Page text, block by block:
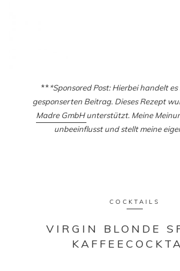
***Sponsored Post: Hierbei handelt es
gesponserten Beitrag. Dieses Rezept
Madre GmbHunterstützt. Meine
unbeeinflusst und stellt meine
COCKTAILS
VIRGIN BLONDE